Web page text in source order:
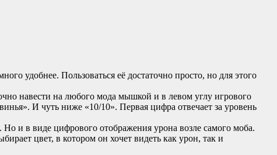
удобнее. Пользоваться её достаточно просто, но для этого
навести на любого мода мышкой и в левом углу игрового
И чуть ниже «10/10». Первая цифра отвечает за уровень
и в виде цифрового отображения урона возле самого моба.
цвет, в котором он хочет видеть как урон, так и